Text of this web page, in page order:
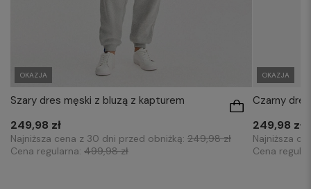
OKAZJA
Szary dres męski z bluzą z kapturem
249,98 zł
Najniższa cena z 30 dni przed obniżką: 249,98 zł
Cena regularna: 499,98 zł
OKAZJA
Czarny
249,98 zł
Najniższa
Cena